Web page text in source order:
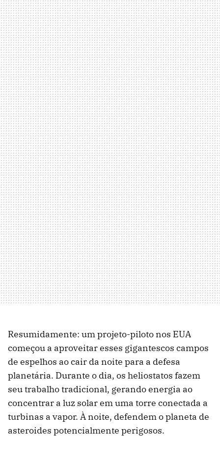
Resumidamente: um projeto-piloto nos EUA
começou a aproveitar esses gigantescos campos
de espelhos ao cair da noite para a defesa
planetária. Durante o dia, os heliostatos fazem
seu trabalho tradicional, gerando energia ao
concentrar a luz solar em uma torre conectada a
turbinas a vapor. À noite, defendem o planeta de
asteroides potencialmente perigosos.